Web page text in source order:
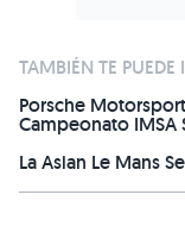
TAMBIÉN TE PUEDE
Porsche
Campeonato IMSA
La Asian Le Mans